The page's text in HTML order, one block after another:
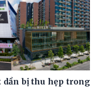
dần bị thu hẹp trong